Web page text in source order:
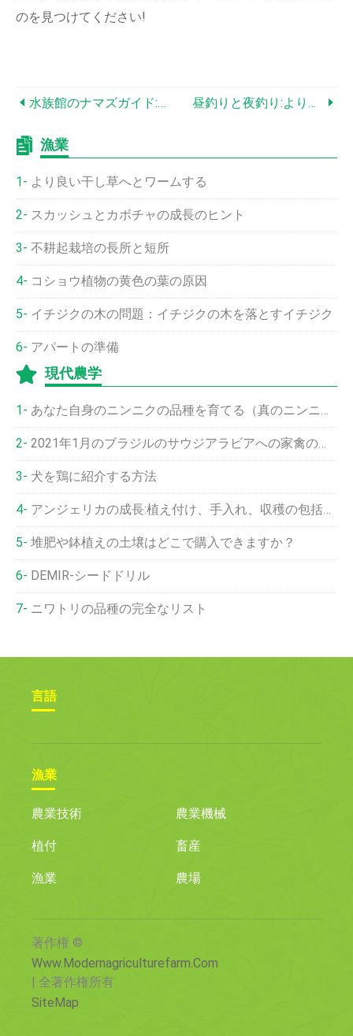
のを見つけてください!
水族館のナマズガイド:種類、世話、回避方法 昼釣りと夜釣り:より良い漁獲のための専門家の洞察
漁業
より良い干し草へとワームする
スカッシュとカボチャの成長のヒント
不耕起栽培の長所と短所
コショウ植物の黄色の葉の原因
イチジクの木の問題：イチジクの木を落とすイチジク
アパートの準備
現代農学
あなた自身のニンニクの品種を育てる（真のニンニクの種）
2021年1月のブラジルのサウジアラビアへの家禽の輸出は安定している
犬を鶏に紹介する方法
アンジェリカの成長:植え付け、手入れ、収穫の包括的なガイド
堆肥や鉢植えの土壌はどこで購入できますか？
DEMIR-シードドリル
ニワトリの品種の完全なリスト
言語
漁業
農業技術 農業機械
植付 畜産
漁業 農場
著作権 ©
Www.modernagriculturefarm.com
| 全著作権所有
SiteMap